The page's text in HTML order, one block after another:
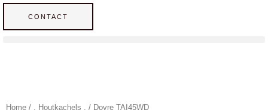
Ga
CONTACT
Home / . Houtkachels . / Dovre TAI45WD